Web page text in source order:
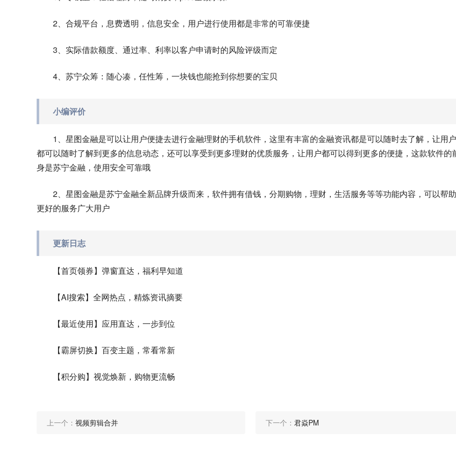
2、合规平台，息费透明，信息安全，用户进行使用都是非常的可靠便捷
3、实际借款额度、通过率、利率以客户申请时的风险评级而定
4、苏宁众筹：随心凑，任性筹，一块钱也能抢到你想要的宝贝
小编评价
1、星图金融是可以让用户便捷去进行金融理财的手机软件，这里有丰富的金融资讯都是可以随时去了解，让用户
都可以随时了解到更多的信息动态，还可以享受到更多理财的优质服务，让用户都可以得到更多的便捷，这款软件的
身是苏宁金融，使用安全可靠哦
2、星图金融是苏宁金融全新品牌升级而来，软件拥有借钱，分期购物，理财，生活服务等等功能内容，可以帮助
更好的服务广大用户
更新日志
【首页领券】弹窗直达，福利早知道
【AI搜索】全网热点，精炼资讯摘要
【最近使用】应用直达，一步到位
【霸屏切换】百变主题，常看常新
【积分购】视觉焕新，购物更流畅
上一个： 视频剪辑合并 下一个： 君焱PM